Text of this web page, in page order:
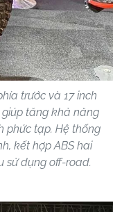
trước và 17 inch
tăng khả năng
phức tạp. Hệ thống
kết hợp ABS hai
sử dụng off-road.